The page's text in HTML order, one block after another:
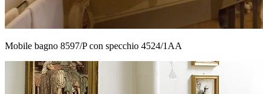
Mobile bagno 8597/P con specchio 4524/1AA